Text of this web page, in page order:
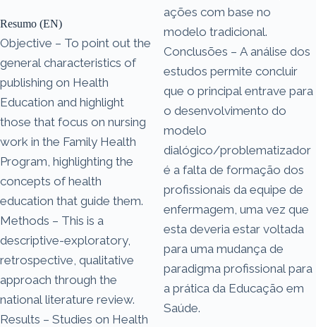
Resumo (EN)
Objective – To point out the
general characteristics of
publishing on Health
Education and highlight
those that focus on nursing
work in the Family Health
Program, highlighting the
concepts of health
education that guide them.
Methods – This is a
descriptive-exploratory,
retrospective, qualitative
approach through the
national literature review.
Results – Studies on Health
ações com base no
modelo tradicional.
Conclusões – A análise dos
estudos permite concluir
que o principal entrave para
o desenvolvimento do
modelo
dialógico/problematizador
é a falta de formação dos
profissionais da equipe de
enfermagem, uma vez que
esta deveria estar voltada
para uma mudança de
paradigma profissional para
a prática da Educação em
Saúde.